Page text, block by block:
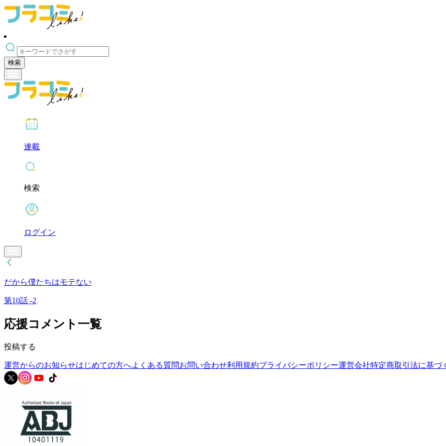
検索
連載
検索
ログイン
だから僕たちはモテない
第10話 -2
応援コメント一覧
投稿する
運営からのお知らせはじめての方へよくある質問お問い合わせ利用規約プライバシーポリシー運営会社特定商取引法に基づ